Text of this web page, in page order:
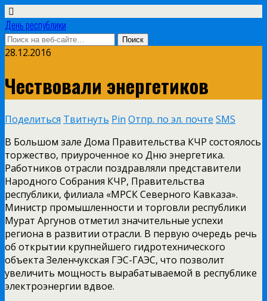
День республики
28.12.2016
Чествовали энергетиков
Поделиться Твитнуть Pin Отпр. по эл. почте SMS
В Большом зале Дома Правительства КЧР состоялось
торжество, приуроченное ко Дню энергетика.
Работников отрасли поздравляли представители
Народного Собрания КЧР, Правительства
республики, филиала «МРСК Северного Кавказа».
Министр промышленности и торговли республики
Мурат Аргунов отметил значительные успехи
региона в развитии отрасли. В первую очередь речь
об открытии крупнейшего гидротехнического
объекта Зеленчукская ГЭС-ГАЭС, что позволит
увеличить мощность вырабатываемой в республике
электроэнергии вдвое.